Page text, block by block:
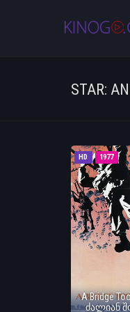
STAR:
HD 1977
A Bridge
ძალიან